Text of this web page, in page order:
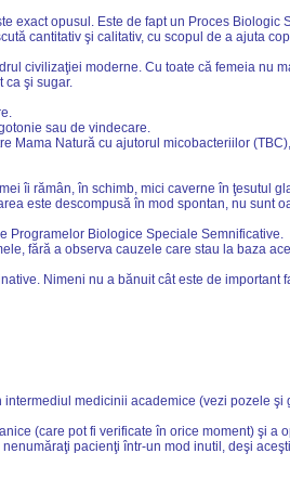
exact opusul. Este de fapt un Proces Biologic
cantitativ şi calitativ, cu scopul de a ajuta
civilizaţiei moderne. Cu toate că femeia nu
şi sugar.
sau de vindecare.
Mama Natură cu ajutorul micobacteriilor
îi rămân, în schimb, mici caverne în ţesutul
este descompusă în mod spontan, nu sunt
Programelor Biologice Speciale Semnificative.
fără a observa cauzele care stau la baza
Nimeni nu a bănuit cât este de important
medicinii academice (vezi pozele şi
(care pot fi verificate în orice moment) şi a
pacienţi într-un mod inutil, deşi